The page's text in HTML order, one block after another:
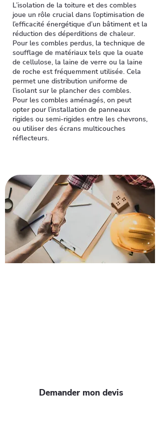
L’isolation de la toiture et des combles
joue un rôle crucial dans l’optimisation de
l’efficacité énergétique d’un bâtiment et la
réduction des déperditions de chaleur.
Pour les combles perdus, la technique de
soufflage de matériaux tels que la ouate
de cellulose, la laine de verre ou la laine
de roche est fréquemment utilisée. Cela
permet une distribution uniforme de
l’isolant sur le plancher des combles.
Pour les combles aménagés, on peut
opter pour l’installation de panneaux
rigides ou semi-rigides entre les chevrons,
ou utiliser des écrans multicouches
réflecteurs.
Demander mon devis